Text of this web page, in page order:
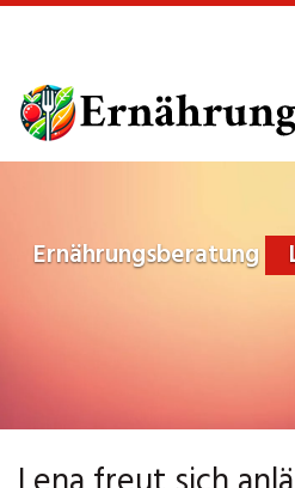
main
content
Ernährungsberatung